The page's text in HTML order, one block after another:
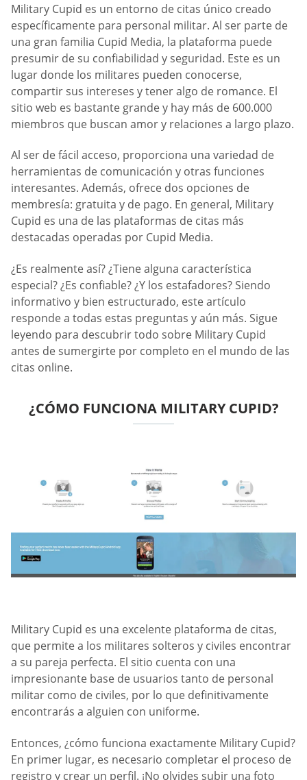
Military Cupid es un entorno de citas único creado
específicamente para personal militar. Al ser parte de
una gran familia Cupid Media, la plataforma puede
presumir de su confiabilidad y seguridad. Este es un
lugar donde los militares pueden conocerse,
compartir sus intereses y tener algo de romance. El
sitio web es bastante grande y hay más de 600.000
miembros que buscan amor y relaciones a largo plazo.
Al ser de fácil acceso, proporciona una variedad de
herramientas de comunicación y otras funciones
interesantes. Además, ofrece dos opciones de
membresía: gratuita y de pago. En general, Military
Cupid es una de las plataformas de citas más
destacadas operadas por Cupid Media.
¿Es realmente así? ¿Tiene alguna característica
especial? ¿Es confiable? ¿Y los estafadores? Siendo
informativo y bien estructurado, este artículo
responde a todas estas preguntas y aún más. Sigue
leyendo para descubrir todo sobre Military Cupid
antes de sumergirte por completo en el mundo de las
citas online.
¿CÓMO FUNCIONA MILITARY CUPID?
Military Cupid es una excelente plataforma de citas,
que permite a los militares solteros y civiles encontrar
a su pareja perfecta. El sitio cuenta con una
impresionante base de usuarios tanto de personal
militar como de civiles, por lo que definitivamente
encontrarás a alguien con uniforme.
Entonces, ¿cómo funciona exactamente Military Cupid?
En primer lugar, es necesario completar el proceso de
registro y crear un perfil. ¡No olvides subir una foto